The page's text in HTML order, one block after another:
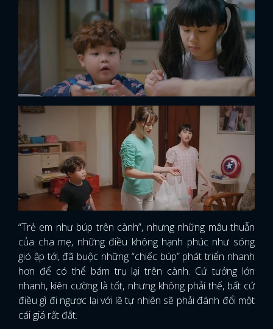
“Trẻ em như búp trên cành”, nhưng những mâu thuẫn
của cha mẹ, những điều không hạnh phúc như sóng
gió ập tới, đã buộc những “chiếc búp” phát triển nhanh
hơn để có thể bám trụ lại trên cành. Cứ tưởng lớn
nhanh, kiên cường là tốt, nhưng không phải thế, bất cứ
điều gì đi ngược lại với lẽ tự nhiên sẽ phải đánh đổi một
cái giá rất đắt.